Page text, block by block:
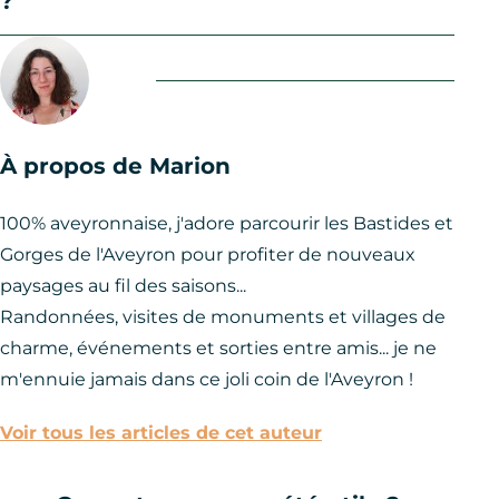
À propos de Marion
100% aveyronnaise, j'adore parcourir les Bastides et
Gorges de l'Aveyron pour profiter de nouveaux
paysages au fil des saisons...
Randonnées, visites de monuments et villages de
charme, événements et sorties entre amis... je ne
m'ennuie jamais dans ce joli coin de l'Aveyron !
Voir tous les articles de cet auteur